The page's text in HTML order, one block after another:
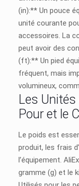
(in):** Un pouce
unité courante
accessoires. La
peut avoir des
(ft):** Un pied
fréquent, mais
volumineux,
Les
Pour et le
Le poids est
produit, les frais
l’équipement.
gramme (g) et le